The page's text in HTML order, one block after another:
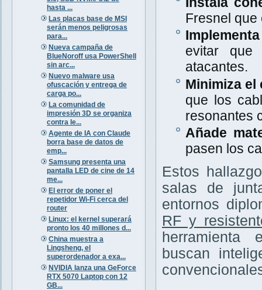
hasta ...
Las placas base de MSI
serán menos peligrosas
para...
Nueva campaña de
BlueNoroff usa PowerShell
sin arc...
Nuevo malware usa
ofuscación y entrega de
carga po...
La comunidad de
impresión 3D se organiza
contra le...
Agente de IA con Claude
borra base de datos de
emp...
Samsung presenta una
pantalla LED de cine de 14
me...
El error de poner el
repetidor Wi-Fi cerca del
router
Linux: el kernel superará
pronto los 40 millones d...
China muestra a
Lingsheng, el
superordenador a exa...
NVIDIA lanza una GeForce
RTX 5070 Laptop con 12
GB...
Fresnel que
evitar que
atacantes.
Minimiza el
que los
resonantes
Añade
pasen los
Estos
salas de
entornos
RF y
herramienta
buscan